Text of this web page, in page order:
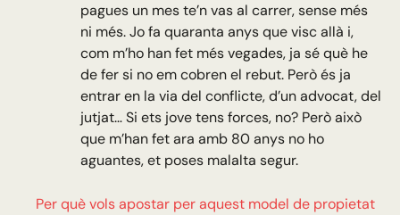
pagues un mes te’n vas al carrer, sense més
ni més.Jo fa quaranta anys que visc allà i,
com m’ho han fet més vegades, ja sé què he
de fer si no em cobren el rebut. Però és ja
entrar en la via del conflicte, d’un advocat, del
jutjat… Si ets jove tens forces, no? Però això
que m’han fet ara amb 80 anys no ho
aguantes, et poses malalta segur.
Per què vols apostar per aquest model de propietat